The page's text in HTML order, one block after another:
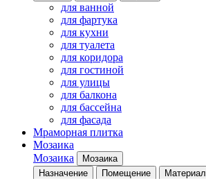
для ванной
для фартука
для кухни
для туалета
для коридора
для гостиной
для улицы
для балкона
для бассейна
для фасада
Мраморная плитка
Мозаика
Мозаика
Мозаика
Назначение
Помещение Материал